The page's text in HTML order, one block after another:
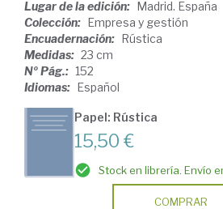
Lugar de la edición: Madrid. España
Colección: Empresa y gestión
Encuadernación: Rústica
Medidas: 23 cm
Nº Pág.: 152
Idiomas: Español
Papel: Rústica
15,50 €
Stock en librería. Envío
COMPRAR